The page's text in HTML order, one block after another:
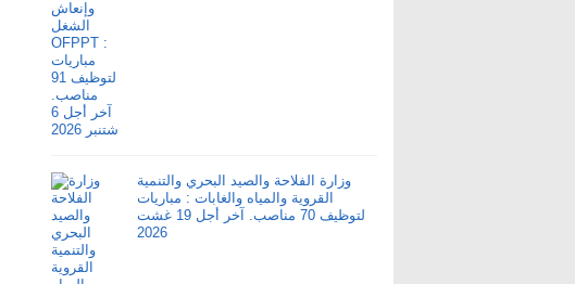
وزارة الفلاحة والصيد البحري والتنمية
القروية والمياه والغابات : مباريات
لتوظيف 70 مناصب. آخر أجل 19 غشت
2026